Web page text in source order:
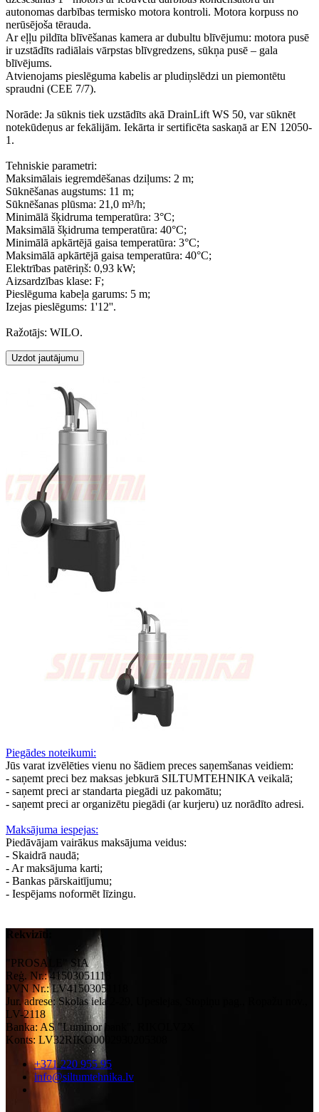
autonomas darbības termisko motora kontroli. Motora korpuss no
nerūsējoša tērauda.
Ar eļļu pildīta blīvēšanas kamera ar dubultu blīvējumu: motora pusē
ir uzstādīts radiālais vārpstas blīvgredzens, sūkņa pusē – gala
blīvējums.
Atvienojams pieslēguma kabelis ar pludiņslēdzi un piemontētu
spraudni (CEE 7/7).
Norāde: Ja sūknis tiek uzstādīts akā DrainLift WS 50, var sūknēt
notekūdeņus ar fekālijām. Iekārta ir sertificēta saskaņā ar EN 12050-
1.
Tehniskie parametri:
Maksimālais iegremdēšanas dziļums: 2 m;
Sūknēšanas augstums: 11 m;
Sūknēšanas plūsma: 21,0 m³/h;
Minimālā šķidruma temperatūra: 3°C;
Maksimālā šķidruma temperatūra: 40°C;
Minimālā apkārtējā gaisa temperatūra: 3°C;
Maksimālā apkārtējā gaisa temperatūra: 40°C;
Elektrības patēriņš: 0,93 kW;
Aizsardzības klase: F;
Pieslēguma kabeļa garums: 5 m;
Izejas pieslēgums: 1'12''.
Ražotājs: WILO.
Uzdot jautājumu
Piegādes noteikumi:
Jūs varat izvēlēties vienu no šādiem preces saņemšanas veidiem:
- saņemt preci bez maksas jebkurā SILTUMTEHNIKA veikalā;
- saņemt preci ar standarta piegādi uz pakomātu;
- saņemt preci ar organizētu piegādi (ar kurjeru) uz norādīto adresi.
Maksājuma iespejas:
Piedāvājam vairākus maksājuma veidus:
- Skaidrā naudā;
- Ar maksājuma karti;
- Bankas pārskaitījumu;
- Iespējams noformēt līzingu.
Rekvizīti:
"PROSALE" SIA
Reģ. Nr.: 41503051118
PVN Nr.: LV41503051118
Jur. adrese: Skolas iela 2-29, Upeslejas, Stopiņu pag., Ropažu nov.,
LV-2118
Banka: AS "Luminor bank", RIKOLV2X
Konts: LV32RIKO0002930205308
+371 220 955 95
info@siltumtehnika.lv